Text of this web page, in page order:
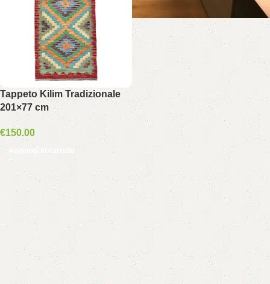
Tappeto Kilim Tradizionale
201×77 cm
€150.00
Aggiungi al carrello